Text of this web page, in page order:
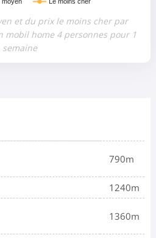
moyen Le moins cher
et du prix le moins cher par
mobil home 4 personnes pour 1
semaine
790m
1240m
1360m